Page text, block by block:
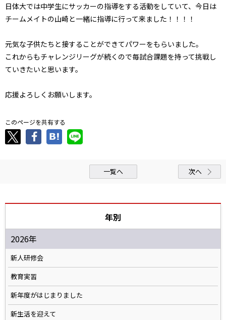
日体大では中学生にサッカーの指導をする活動をしていて、今日は
チームメイトの山崎と一緒に指導に行って来ました！！！！
元気な子供たちと接することができてパワーをもらいました。
これからもチャレンジリーグが続くので毎試合課題を持って挑戦し
ていきたいと思います。
応援よろしくお願いします。
このページを共有する
一覧へ 次へ
年別
2026年
新人研修会
教育実習
新年度がはじまりました
新生活を迎えて